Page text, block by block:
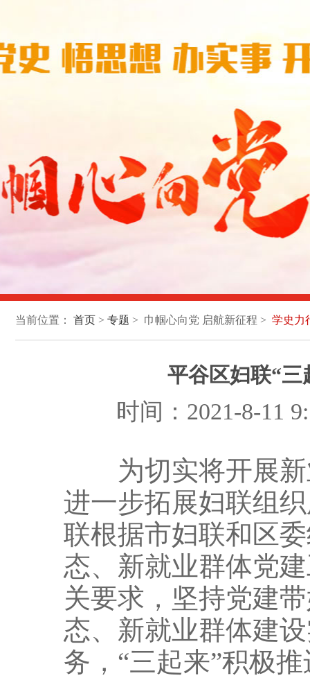
当前位置： 首页> 专题 > 巾帼心向党 启航新征程 > 学史力
平谷区妇联“
时间：2021-8-11
为切实将开展新
进一步拓展妇联组
联根据市妇联和区
态、新就业群体党
关要求，坚持党建
态、新就业群体建
务，“三起来”积极